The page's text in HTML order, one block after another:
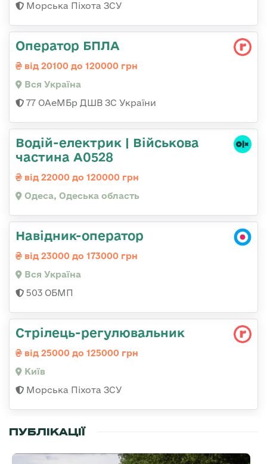
Морська Піхота ЗСУ
Оператор БПЛА
від 20100 до 120000 грн
Вся Україна
77 ОАеМБр ДШВ ЗС України
Водій-електрик | Військова
частина А0528
від 22000 до 120000 грн
Одеса, Одеська область
Навідник-оператор
від 23000 до 173000 грн
Вся Україна
503 ОБМП
Стpілець-регулювальник
від 25000 до 125000 грн
Київ
Морська Піхота ЗСУ
ПУБЛІКАЦІЇ